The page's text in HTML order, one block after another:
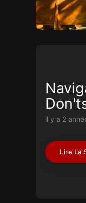
il y a 2
Lire La